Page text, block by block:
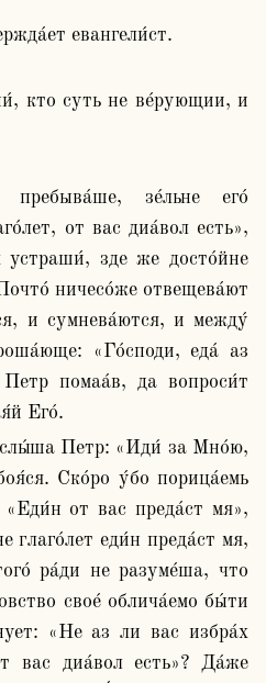
евангели́ст.
кто суть не ве́рующии, и
зе́льне его́
от вас диа́вол есть»,
устраши́, зде же досто́йне
ничесо́же отвещева́ют
и сумнева́ются, и между́
«Го́споди, еда́ аз
помаа́в, да вопроси́т
Его́.
Ско́ро у́бо порица́емь
от вас преда́ст мя»,
глаго́лет еди́н преда́ст мя,
ра́ди не разуме́ша, что
свое́ облича́емо бы́ти
«Не аз ли вас избра́х
вас диа́вол есть»? Да́же